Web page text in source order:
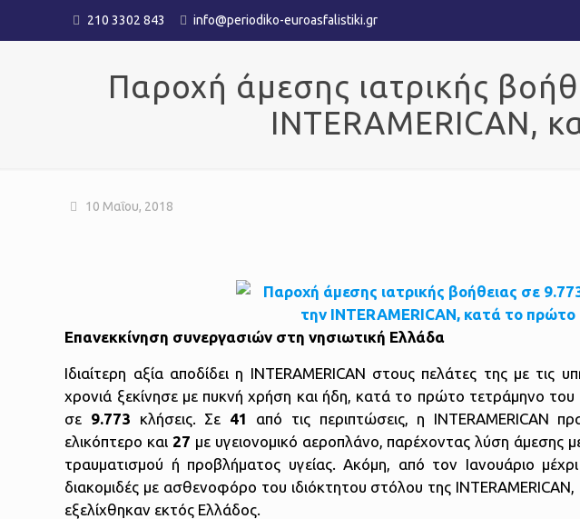
210 3302 843 info@periodiko-euroasfalistiki.gr
Παροχή άμεσης ιατρικής
ΙΝΤERAMERICAN,
10 Μαΐου, 2018
Επανεκκίνηση συνεργασιών στη νησιωτική Ελλάδα
Ιδιαίτερη αξία αποδίδει η ΙΝΤERAMERICAN στους πελάτες της με τις
χρονιά ξεκίνησε με πυκνή χρήση και ήδη, κατά το πρώτο τετράμηνο του
σε 9.773 κλήσεις. Σε 41 από τις περιπτώσεις, η ΙΝΤERAMERICAN
ελικόπτερο και27 με υγειονομικό αεροπλάνο, παρέχοντας λύση
τραυματισμού ή προβλήματος υγείας. Ακόμη, από τον Ιανουάριο
διακομιδές με ασθενοφόρο του ιδιόκτητου στόλου της ΙΝTERAMERICAN,
εξελίχθηκαν εκτός Ελλάδος.